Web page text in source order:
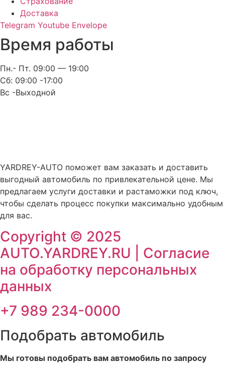
Доставка
Telegram Youtube Envelope
Время работы
Пн.- Пт. 09:00 — 19:00
Сб: 09:00 -17:00
Вс -Выходной
YARDREY-AUTO поможет вам заказать и доставить
выгодный автомобиль по привлекательной цене. Мы
предлагаем услуги доставки и растаможки под ключ,
чтобы сделать процесс покупки максимально удобным
для вас.
Copyright © 2025
AUTO.YARDREY.RU | Cогласие
на обработку персональных
данных
+7 989 234-0000
Подобрать автомобиль
Мы готовы подобрать вам автомобиль по запросу